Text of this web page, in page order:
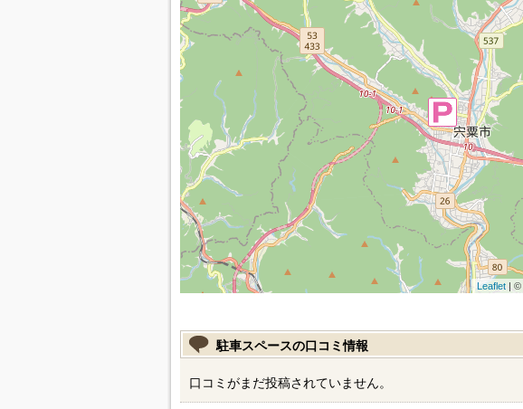
Leaflet| ©
駐車スペースの口コミ情報
口コミがまだ投稿されていません。